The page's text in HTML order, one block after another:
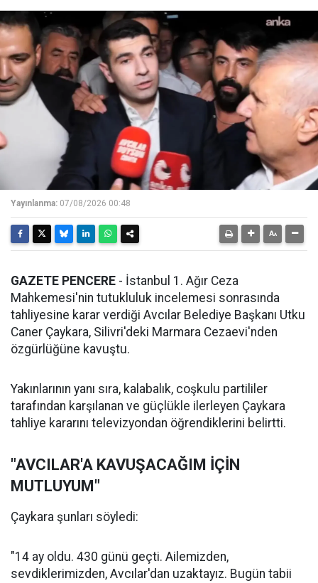
Yayınlanma: 07/08/2026 00:48
GAZETE PENCERE - İstanbul 1. Ağır Ceza
Mahkemesi'nin tutukluluk incelemesi sonrasında
tahliyesine karar verdiği Avcılar Belediye Başkanı Utku
Caner Çaykara, Silivri'deki Marmara Cezaevi'nden
özgürlüğüne kavuştu.
Yakınlarının yanı sıra, kalabalık, coşkulu partililer
tarafından karşılanan ve güçlükle ilerleyen Çaykara
tahliye kararını televizyondan öğrendiklerini belirtti.
"AVCILAR'A KAVUŞACAĞIM İÇİN
MUTLUYUM"
Çaykara şunları söyledi:
"14 ay oldu. 430 günü geçti. Ailemizden,
sevdiklerimizden, Avcılar'dan uzaktayız. Bugün tabii